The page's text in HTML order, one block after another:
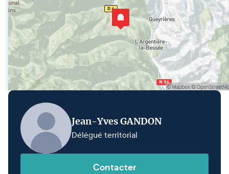
Jean-Yves GANDON
Délégué territorial
Contacter